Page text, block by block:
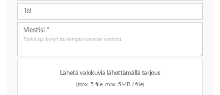
Tarkempi kysyt tarkempia voimme vastata.
Lähetä valokuvia lähettämällä tarjous
(max. 5 file, max. 5MB / file)